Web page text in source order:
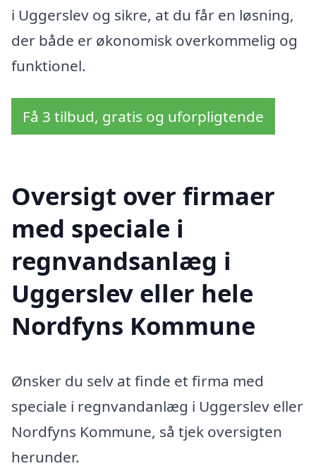
i Uggerslev og sikre, at du får en løsning,
der både er økonomisk overkommelig og
funktionel.
Få 3 tilbud, gratis og uforpligtende
Oversigt over firmaer
med speciale i
regnvandsanlæg i
Uggerslev eller hele
Nordfyns Kommune
Ønsker du selv at finde et firma med
speciale i regnvandanlæg i Uggerslev eller
Nordfyns Kommune, så tjek oversigten
herunder.